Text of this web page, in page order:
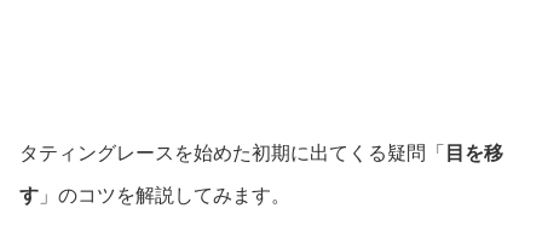
タティングレースを始めた初期に出てくる疑問「 目を移
す 」のコツを解説してみます。